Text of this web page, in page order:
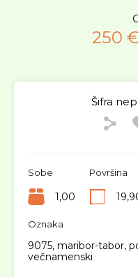
250
Šifra
Sobe
1,00
Površina
Oznaka
9075, maribor-tabor,
večnamenski